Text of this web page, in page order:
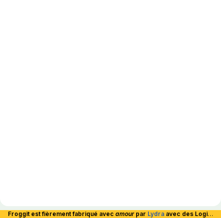
Froggit est fièrement fabriqué avec amour par Lydra avec des Logiciels Libres et hébergé en